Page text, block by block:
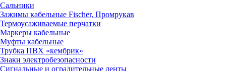
Сальники
Зажимы кабельные Fischer, Промрукав
Термоусаживаемые перчатки
Маркеры кабельные
Муфты кабельные
Трубка ПВХ «кембрик»
Знаки электробезопасности
Сигнальные и оградительные ленты